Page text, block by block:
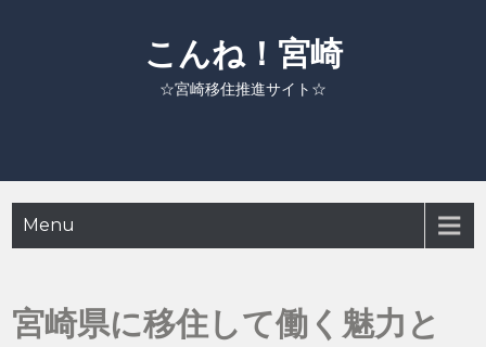
こんね！宮崎
☆宮崎移住推進サイト☆
Menu
宮崎県に移住して働く魅力と